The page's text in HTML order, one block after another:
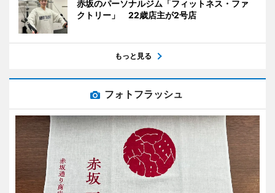
赤坂のパーソナルジム「フィットネス・ファ
クトリー」 22歳店主が2号店
もっと見る
フォトフラッシュ